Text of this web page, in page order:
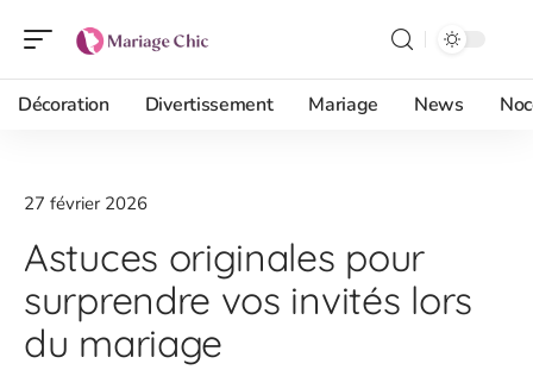
Décoration Divertissement Mariage News
27 février 2026
Astuces originales pour
surprendre vos invités lors
du mariage